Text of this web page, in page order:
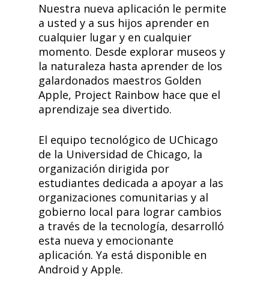
Nuestra nueva aplicación le permite
a usted y a sus hijos aprender en
cualquier lugar y en cualquier
momento. Desde explorar museos y
la naturaleza hasta aprender de los
galardonados maestros Golden
Apple, Project Rainbow hace que el
aprendizaje sea divertido.
El equipo tecnológico de UChicago
de la Universidad de Chicago, la
organización dirigida por
estudiantes dedicada a apoyar a las
organizaciones comunitarias y al
gobierno local para lograr cambios
a través de la tecnología, desarrolló
esta nueva y emocionante
aplicación. Ya está disponible en
Android y Apple.